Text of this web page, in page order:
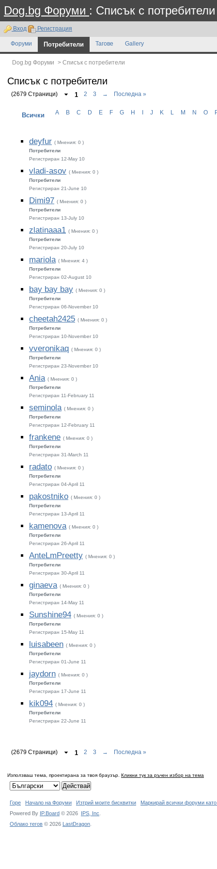
Dog.bg Форуми : Списък с потребители
Вход Регистрация
Форуми Потребители Тагове Gallery
Dog.bg Форуми > Списък с потребители
Списък с потребители
(2679 Страници) 1 2 3 → Последна »
Всички A B C D E F G H J K M N O
deyfur ( Мнения: 0 )
Потребители
Регистриран 12-May 10
vladi-asov ( Мнения: 0 )
Потребители
Регистриран 21-June 10
Dimi97 ( Мнения: 0 )
Потребители
Регистриран 13-July 10
zlatinaaa1 ( Мнения: 0 )
Потребители
Регистриран 20-July 10
mariola ( Мнения: 4 )
Потребители
Регистриран 02-August 10
bay bay bay ( Мнения: 0 )
Потребители
Регистриран 06-November 10
cheetah2425 ( Мнения: 0 )
Потребители
Регистриран 10-November 10
vveronikaq ( Мнения: 0 )
Потребители
Регистриран 23-November 10
Ania ( Мнения: 0 )
Потребители
Регистриран 11-February 11
seminola ( Мнения: 0 )
Потребители
Регистриран 12-February 11
frankene ( Мнения: 0 )
Потребители
Регистриран 31-March 11
radato ( Мнения: 0 )
Потребители
Регистриран 04-April 11
pakostniko ( Мнения: 0 )
Потребители
Регистриран 13-April 11
kamenova ( Мнения: 0 )
Потребители
Регистриран 26-April 11
AnteLmPreetty ( Мнения: 0 )
Потребители
Регистриран 30-April 11
ginaeva ( Мнения: 0 )
Потребители
Регистриран 14-May 11
Sunshine94 ( Мнения: 0 )
Потребители
Регистриран 15-May 11
luisabeen ( Мнения: 0 )
Потребители
Регистриран 01-June 11
jaydorn ( Мнения: 0 )
Потребители
Регистриран 17-June 11
kik094 ( Мнения: 0 )
Потребители
Регистриран 22-June 11
(2679 Страници) 1 2 3 → Последна »
Използваш тема, проектирана за твоя браузър. Кликни тук за ръчен избор на тема
Горе Начало на Форуми Изтрий моите бисквитки
Маркирай всички форуми
Powered By IP.Board © 2026 IPS, Inc
Облако тегов © 2026 LastDragon